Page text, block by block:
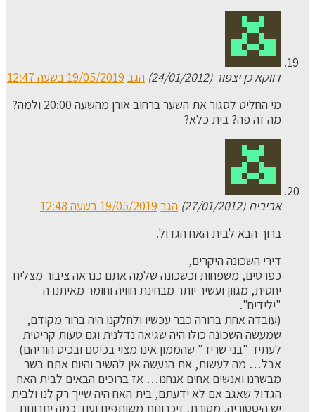
דווקא כן יצפור (24/01/2012) הגב 19/05/2019 בשעה 12:47
מי החליט לסגור את השער ברחוב אורן מהשעה 20:00 ולמה?
מה זה פה? בית כלא?
אביבית (27/01/2012) הגב 19/05/2019 בשעה 12:48
ברוך הבא לבית האח הגדול.
דירי השכונה היקרים,
כפרטים, משפחות וכשכונה שלמה אתם כנראה ציבור מצליח
יחסית, מגוון ועשיר יותר מבחינת חוויה וחומר מאיתנו ה
"ילידים".
(עובדה אחת ברורה כבר עכשיו ולחלקנו היה ברור מקודם,
שמעשה השכונה כולו היה שגיאה נדלנית וגם טעות קריטית
לעתיד "בני שריד" שהממון אינו מצוי בכיסם ובכיס הוריהם)
אבל… מה לעשות, את הנעשה אין להשיב והיום אתם בשר
מבשרנו ואנשים אחים אנחנו… אז ברוכים הבאים לבית האח
הגדול שאגב אם לא ידעתם, בית האח היה שייך רק לנו ולבית
יש היסטוריה, מסורת, זיכרונות משותפים ועוד כמה יתרונות